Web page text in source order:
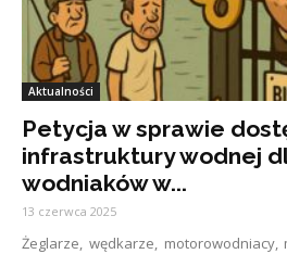
Aktualności
Petycja w sprawie
infrastruktury wodnej
wodniaków w...
13 czerwca 2025
Żeglarze, wędkarze,